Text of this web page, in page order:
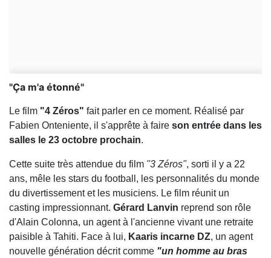
"Ça m'a étonné"
Le film "4 Zéros" fait parler en ce moment. Réalisé par
Fabien Onteniente, il s'apprête à faire son entrée dans les
salles le 23 octobre prochain.
Cette suite très attendue du film "3 Zéros", sorti il y a 22
ans, mêle les stars du football, les personnalités du monde
du divertissement et les musiciens. Le film réunit un
casting impressionnant. Gérard Lanvin reprend son rôle
d'Alain Colonna, un agent à l'ancienne vivant une retraite
paisible à Tahiti. Face à lui, Kaaris incarne DZ, un agent
nouvelle génération décrit comme "un homme au bras